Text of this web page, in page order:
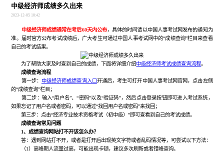
中级经济师成绩多久出来
2023-12-05 10:42
中级经济师成绩通常在考后60天内公布，具体的时间请以中国人事考试网发布的通知为
准。届时官方公布考试成绩后，广大考生可通过中国人事考试网中的“成绩查询”栏目来查看
自己的考试结果。
为了帮助大家及时查到自己的成绩，下面将详细介绍中级经济师考试成绩查询流程。
成绩查询流程
第一步： 中级经济师成绩查询入口开通后，考生可打开中国人事考试网官网，点击左侧
的“成绩查询”栏目；
第二步：输入“用户名”、“密码”以及“验证码”，然后点击登录按钮即可进入考试系统，
如果忘记了用户名或者密码，可以通过“找回用户名或密码”来找回；
第三步：点击“经济专业技术资格考试（初中级）”即可查看到自己的考试成绩。
成绩查询常见问题
1、成绩查询网站打不开该怎么办？
答：遇到网站打不开，或者是打开后出现英文字符或者乱码情况等，可尝试以下方法：
（1）高峰期人流量过高，可能出现卡顿，建议多次刷新或者错峰查询。